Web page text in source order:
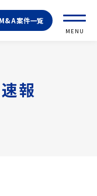
M&A案件一覧
MENU
報